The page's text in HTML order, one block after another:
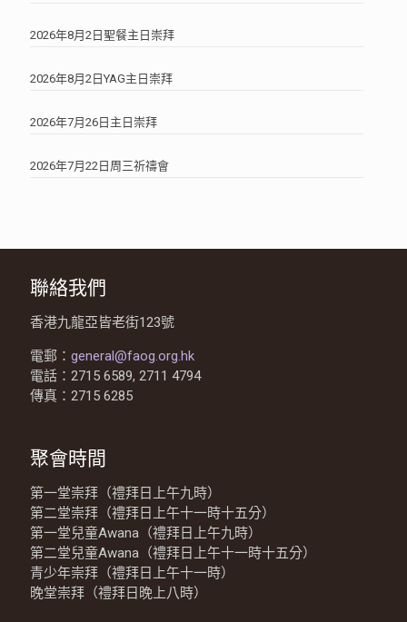
2026年8月2日聖餐主日崇拜
2026年8月2日YAG主日崇拜
2026年7月26日主日崇拜
2026年7月22日周三祈禱會
聯絡我們
香港九龍亞皆老街123號
電郵： general@faog.org.hk
電話：2715 6589, 2711 4794
傳真：2715 6285
聚會時間
第一堂崇拜（禮拜日上午九時）
第二堂崇拜（禮拜日上午十一時十五分）
第一堂兒童Awana（禮拜日上午九時）
第二堂兒童Awana（禮拜日上午十一時十五分）
青少年崇拜（禮拜日上午十一時）
晚堂崇拜（禮拜日晚上八時）